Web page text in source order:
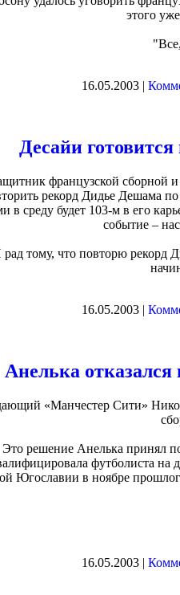
этого
16.05.2003 |
Десайи
французской сборной
рекорд Дидье Дешама
в среду будет 103-м в его
событие –
рад тому, что повторю рекорд
16.05.2003 |
Анелька
«Манчестер Сити»
Это решение Анелька принял
футболиста на
Югославии в ноябре
16.05.2003 |